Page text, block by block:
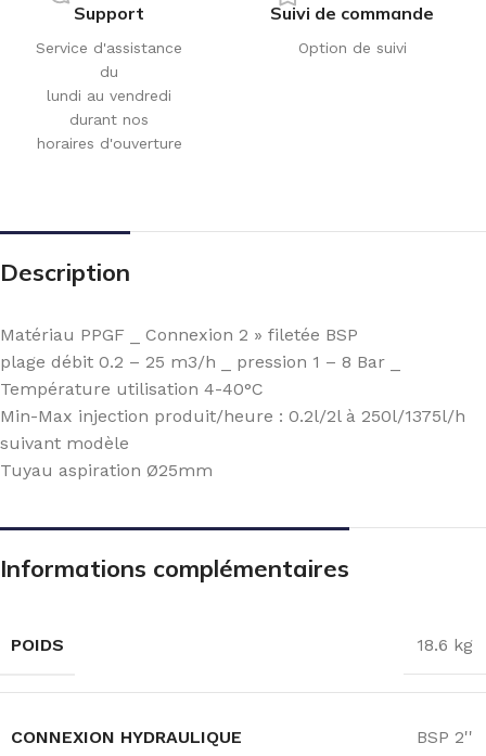
Support
Service d'assistance
du
lundi au vendredi
durant nos
horaires d'ouverture
Suivi de commande
Option de suivi
Description
Matériau PPGF _ Connexion 2 » filetée BSP
plage débit 0.2 – 25 m3/h _ pression 1 – 8 Bar _
Température utilisation 4-40°C
Min-Max injection produit/heure : 0.2l/2l à 250l/1375l/h
suivant modèle
Tuyau aspiration Ø25mm
Informations complémentaires
POIDS 18.6 kg
CONNEXION HYDRAULIQUE BSP 2''